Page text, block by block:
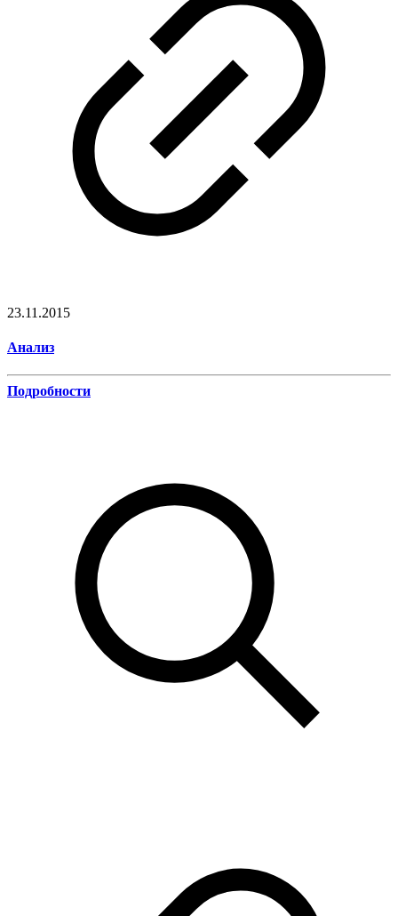
23.11.2015
Анализ
Подробности